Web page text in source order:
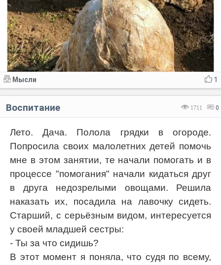
1
Мысли
1711 0
Воспитание
Лето. Дача. Полола грядки в огороде.
Попросила своих малолетних детей помочь
мне в этом занятии, те начали помогать и в
процессе "помогания" начали кидаться друг
в друга недозрелыми овощами. Решила
наказать их, посадила на лавочку сидеть.
Старший, с серьёзным видом, интересуется
у своей младшей сестры:
- Ты за что сидишь?
В этот момент я поняла, что судя по всему,